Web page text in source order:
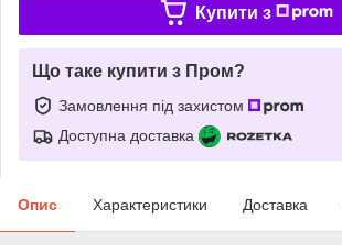
Купити з
Що таке купити з Пром?
Замовлення під захистом
Доступна доставка
Опис Характеристики Доставка